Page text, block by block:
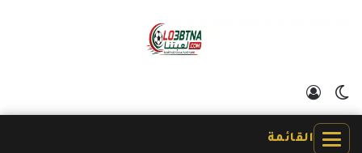
الوضع المظلم
القائمة